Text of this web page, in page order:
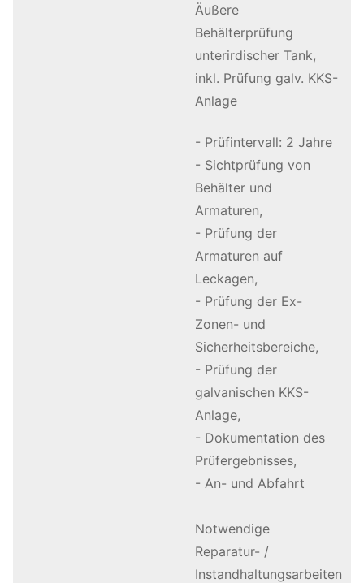
Äußere
Behälterprüfung
unterirdischer Tank,
inkl. Prüfung galv. KKS-
Anlage
- Prüfintervall: 2 Jahre
- Sichtprüfung von
Behälter und
Armaturen,
- Prüfung der
Armaturen auf
Leckagen,
- Prüfung der Ex-
Zonen- und
Sicherheitsbereiche,
- Prüfung der
galvanischen KKS-
Anlage,
- Dokumentation des
Prüfergebnisses,
- An- und Abfahrt
Notwendige
Reparatur- /
Instandhaltungsarbeiten